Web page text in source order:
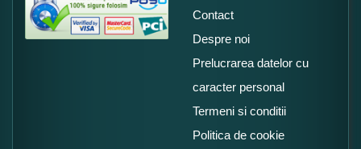
Contact
Despre noi
Prelucrarea datelor cu
caracter personal
Termeni si conditii
Politica de cookie